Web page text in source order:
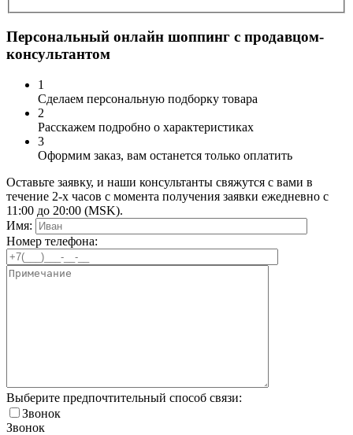
Персональный онлайн шоппинг с продавцом-
консультантом
1
Сделаем персональную подборку товара
2
Расскажем подробно о характеристиках
3
Оформим заказ, вам останется только оплатить
Оставьте заявку, и наши консультанты свяжутся с вами в
течение 2-х часов с момента получения заявки ежедневно с
11:00 до 20:00 (MSK).
Имя:
Номер телефона:
Выберите предпочтительный способ связи:
Звонок
Звонок